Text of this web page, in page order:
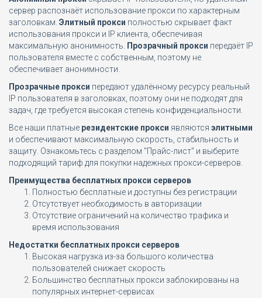
сервер распознаёт использование прокси по характерным
заголовкам. Элитный прокси полностью скрывает факт
использования прокси и IP клиента, обеспечивая
максимальную анонимность.
Прозрачный прокси передаёт IP
пользователя вместе с собственным, поэтому не
обеспечивает анонимности.
Прозрачные прокси передают удалённому ресурсу реальный
IP пользователя в заголовках, поэтому они не подходят для
задач, где требуется высокая степень конфиденциальности.
Все наши платные резидентские прокси являются элитными
и обеспечивают максимальную скорость, стабильность и
защиту. Ознакомьтесь с разделом "Прайс-лист" и выберите
подходящий тариф для покупки надежных прокси-серверов.
Преимущества бесплатных прокси серверов
Полностью бесплатные и доступны без регистрации
Отсутствует необходимость в авторизации
Отсутствие ограничений на количество трафика и
время использования
Недостатки бесплатных прокси серверов
Высокая нагрузка из-за большого количества
пользователей снижает скорость
Большинство бесплатных прокси заблокированы на
популярных интернет-сервисах